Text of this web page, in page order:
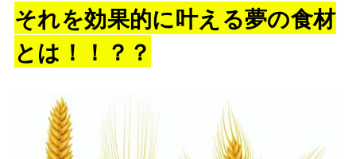
それを効果的に叶える夢の食材
とは！！？？